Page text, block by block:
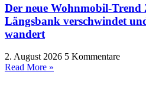
Der neue Wohnmobil-Trend
Längsbank verschwindet
wandert
2. August 2026 5 Kommentare
Read More »